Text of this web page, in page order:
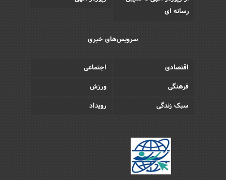
رسانه ای
سرویس‌های خبری
اقتصادی
اجتماعی
فرهنگی
ورزش
سبک زندگی
رویداد